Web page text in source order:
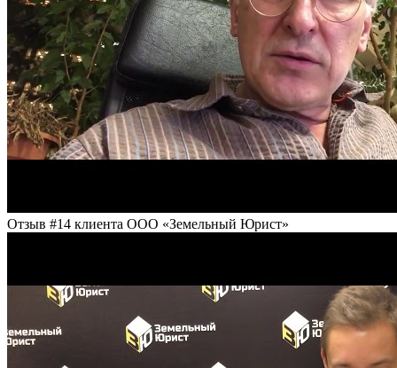
Отзыв #14 клиента ООО «Земельный Юрист»